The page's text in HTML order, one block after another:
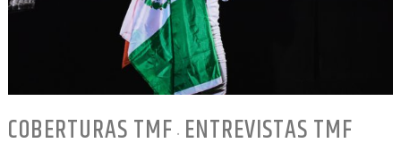
COBERTURAS TMF • ENTREVISTAS TMF